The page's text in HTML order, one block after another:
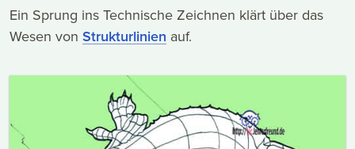
Ein Sprung ins Technische Zeichnen klärt über das
Wesen von Strukturlinien auf.